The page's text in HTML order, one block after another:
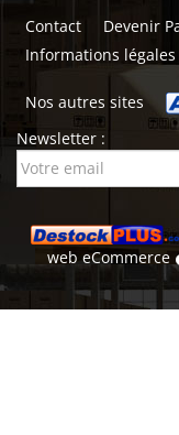
Contact Devenir
Informations légales
Nos autres sites
Newsletter :
webeCommerce